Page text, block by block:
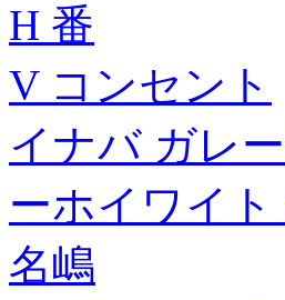
H 番
V コンセント
イナバ ガレ
ーホイワイ
名嶋